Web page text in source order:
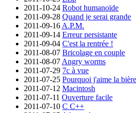
2011-10-24 Robot humanoïde
2011-09-28 Quand je serai grande
2011-09-16 A.P.M.
2011-09-14 Erreur persistante
2011-09-04 C'est la rentrée !
2011-08-07 Bricolage en couple
2011-08-07 Angry worms
2011-07-29 7c à vue
2011-07-25 Pourquoi j'aime la bière
2011-07-12 Macintosh
2011-07-11 Ouverture facile
2011-07-10 C C++